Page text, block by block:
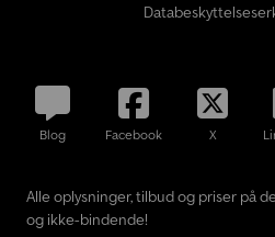
Blog Facebook X
Alle oplysninger, tilbud og priser på
og ikke-bindende!